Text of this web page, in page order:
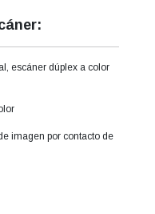
escáner dúplex a color
imagen por contacto de